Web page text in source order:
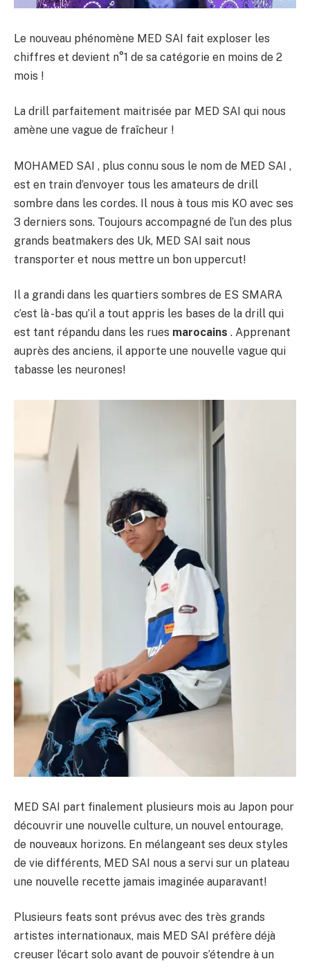
Le nouveau phénomène MED SAI fait exploser les
chiffres et devient n°1 de sa catégorie en moins de 2
mois !
La drill parfaitement maitrisée par MED SAI qui nous
amène une vague de fraîcheur !
MOHAMED SAI , plus connu sous le nom de MED SAI ,
est en train d’envoyer tous les amateurs de drill
sombre dans les cordes. Il nous à tous mis KO avec ses
3 derniers sons. Toujours accompagné de l’un des plus
grands beatmakers des Uk, MED SAI sait nous
transporter et nous mettre un bon uppercut!
Il a grandi dans les quartiers sombres de ES SMARA
c’est là -bas qu’il a tout appris les bases de la drill qui
est tant répandu dans les rues marocains . Apprenant
auprès des anciens, il apporte une nouvelle vague qui
tabasse les neurones!
MED SAI part finalement plusieurs mois au Japon pour
découvrir une nouvelle culture, un nouvel entourage,
de nouveaux horizons. En mélangeant ses deux styles
de vie différents, MED SAI nous a servi sur un plateau
une nouvelle recette jamais imaginée auparavant!
Plusieurs feats sont prévus avec des très grands
artistes internationaux, mais MED SAI préfère déjà
creuser l’écart solo avant de pouvoir s’étendre à un